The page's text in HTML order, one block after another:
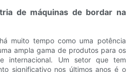
de máquinas de bordar na
muito tempo como uma potência
ampla gama de produtos para os
internacional. Um setor que tem
significativo nos últimos anos é o